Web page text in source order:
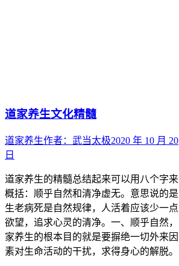
道家养生文化精髓
道家养生作者： 武当太极2020 年 10 月 20
日
道家养生的精髓总结起来可以用八个字来
概括：顺乎自然和清净虚无。意思说的是
生老病死是自然规律，人活着应该少一点
欲望，追求心灵的清净。一、顺乎自然，
家养生的根本目的就是要摒绝一切外来因
素对生命活动的干扰，求得身心的解脱。